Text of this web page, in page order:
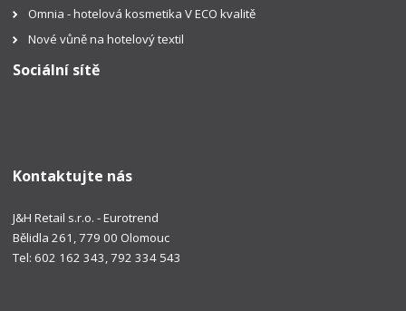
Omnia - hotelová kosmetika V ECO kvalitě
Nové vůně na hotelový textil
Sociální sítě
Kontaktujte nás
J&H Retail s.r.o. - Eurotrend
Bělidla 261, 779 00 Olomouc
Tel: 602 162 343, 792 334 543